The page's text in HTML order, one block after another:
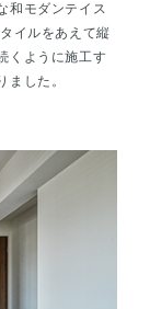
和モダンテイス
イルをあえて縦
くように施工す
ました。